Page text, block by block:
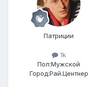
Патриции
1k
Пол:Мужской
Город:Рай.Центнер